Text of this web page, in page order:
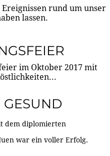
rund um unser
lassen.
im Oktober 2017 mit
GESUND
dem diplomierten
war ein voller Erfolg.